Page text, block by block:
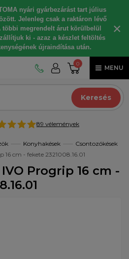
nyári gyárbezárást tart július
Jelenleg csak a raktáron lévő
megrendelt árut körülbelül
ki - azaz a készlet feltöltés
újraindítása után.
×
0
MENU
Keresés
89 vélemények
Konyhakések
Csontozókések
16 cm - fekete 2321008.16.01
Progrip 16 cm -